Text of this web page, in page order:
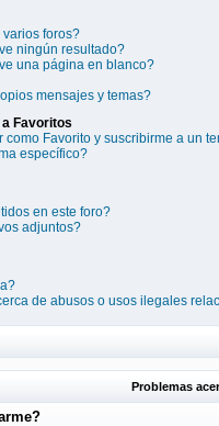
foros?
ningún resultado?
una página en blanco?
mensajes y temas?
Favoritos
Favorito y suscribirme a un
específico?
en este foro?
adjuntos?
de abusos o usos ilegales
Problemas